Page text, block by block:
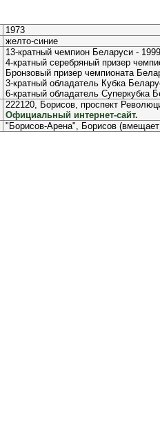
1973
желто-синие
13-кратный чемпион Беларуси -
4-кратный серебряный призер
Бронзовый призер чемпионата
3-кратный обладатель Кубка
6-кратный обладатель Суперкубка
222120, Борисов, проспект
Официальный интернет-сайт.
"Борисов-Арена", Борисов (вмещает